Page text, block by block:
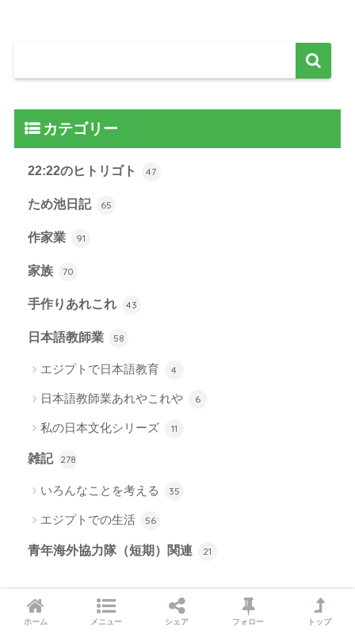
カテゴリー
22:22のヒトリゴト 47
ため池日記 65
作家業 91
家族 70
手作りあれこれ 43
日本語教師業 58
エジプトで日本語教育 4
日本語教師業あれやこれや 6
私の日本文化シリーズ 11
雑記 278
いろんなことを考える 35
エジプトでの生活 56
青年海外協力隊（短期）関連 21
人気記事
ホーム メニュー シェア フォロー トップ